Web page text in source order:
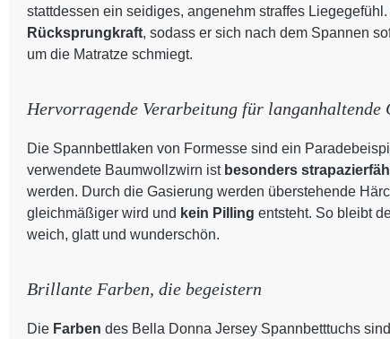
stattdessen ein seidiges, angenehm straffes
Rücksprungkraft, sodass er sich nach dem Spannen
um die Matratze schmiegt.
Hervorragende Verarbeitung für langanhaltende
Die Spannbettlaken von Formesse sind ein
verwendete Baumwollzwirn ist besonders
werden. Durch die Gasierung werden überstehende
gleichmäßiger wird und kein Pilling entsteht. So bleibt
weich, glatt und wunderschön.
Brillante Farben, die begeistern
Die Farben des Bella Donna Jersey Spannbetttuchs